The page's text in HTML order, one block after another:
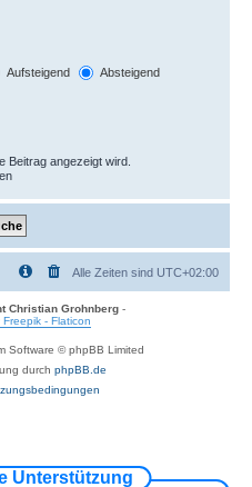
Aufsteigend
Absteigend
Beitrag angezeigt wird.
Alle Zeiten sind UTC+02:00
Christian Grohnberg-
- Flaticon
Software © phpBB Limited
durch phpBB.de
Unterstützung